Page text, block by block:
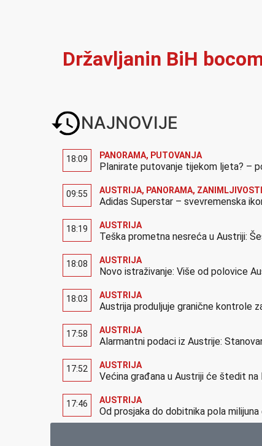
Državljanin BiH
NAJNOVIJE
18:09 PANORAMA, PUTOVANJA
Planirate putovanje tijekom ljeta? –
09:55 AUSTRIJA, PANORAMA, ZANIMLJIVOSTI
Adidas Superstar – svevremenska
18:19 AUSTRIJA
Teška prometna nesreća u Austriji:
18:08 AUSTRIJA
Novo istraživanje: Više od polovice
18:03 AUSTRIJA
Austrija produljuje granične kontrole
17:58 AUSTRIJA
Alarmantni podaci iz Austrije:
17:52 AUSTRIJA
Većina građana u Austriji će štedit
17:46 AUSTRIJA
Od prosjaka do dobitnika pola